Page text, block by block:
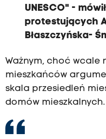
UNESCO" -
protestujących
Błaszczyńska-
Ważnym, choć wcale
mieszkańców
skala przesiedleń
domów mieszkalnych.